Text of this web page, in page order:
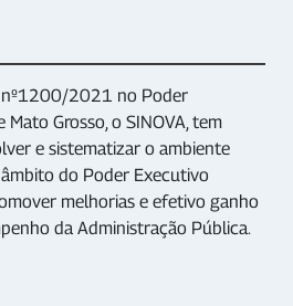
2021 no Poder
Grosso, o SINOVA, tem
e sistematizar o ambiente
do Poder Executivo
melhorias e efetivo ganho
da Administração Pública.